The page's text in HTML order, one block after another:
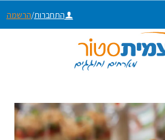
התחברות/הרשמה